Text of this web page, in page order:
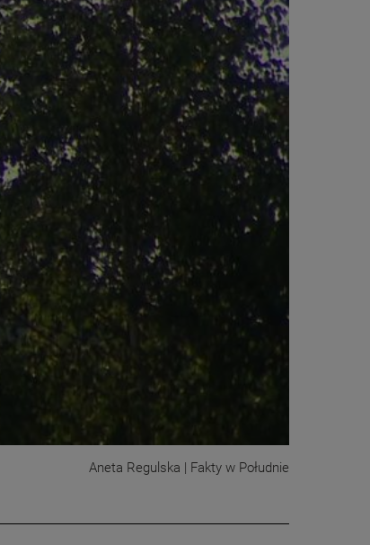
Aneta Regulska | Fakty w Południe